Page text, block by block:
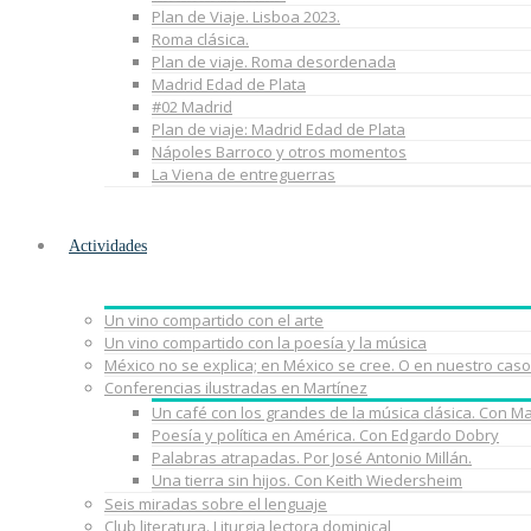
Plan de Viaje. Lisboa 2023.
Roma clásica.
Plan de viaje. Roma desordenada
Madrid Edad de Plata
#02 Madrid
Plan de viaje: Madrid Edad de Plata
Nápoles Barroco y otros momentos
La Viena de entreguerras
Actividades
Un vino compartido con el arte
Un vino compartido con la poesía y la música
México no se explica; en México se cree. O en nuestro
Conferencias ilustradas en Martínez
Un café con los grandes de la música clásica. Con
Poesía y política en América. Con Edgardo Dobry
Palabras atrapadas. Por José Antonio Millán.
Una tierra sin hijos. Con Keith Wiedersheim
Seis miradas sobre el lenguaje
Club literatura. Liturgia lectora dominical